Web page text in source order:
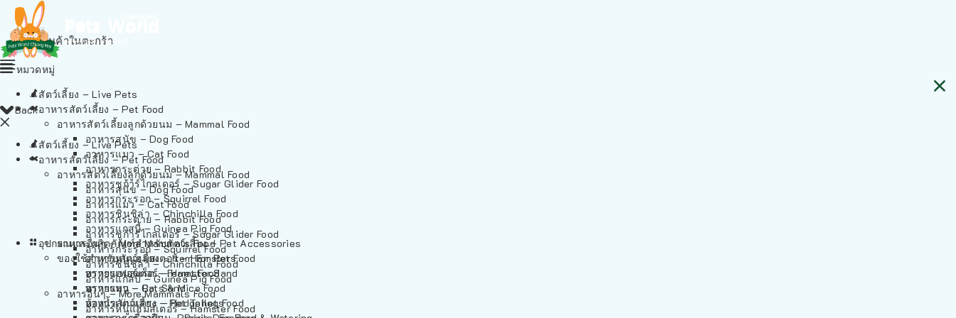
ไม่มีสินค้าในตะกร้า
Back
สัตว์เลี้ยง – Live Pets
อาหารสัตว์เลี้ยง – Pet Food
อาหารสัตว์เลี้ยงลูกด้วยนม – Mammal Food
อาหารสุนัข – Dog Food
อาหารแมว – Cat Food
อาหารกระต่าย – Rabbit Food
อาหารชูก้าร์ไกลเดอร์ – Sugar Glider Food
อาหารกระรอก – Squirrel Food
อาหารชินชิล่า – Chinchilla Food
อาหารแกสบี้ – Guinea Pig Food
อาหารอื่นๆ – More Mammals Food
อาหารหนูแฮมสเตอร์ – Hamster Food
หมวดหมู่
สัตว์เลี้ยง – Live Pets
อาหารสัตว์เลี้ยง – Pet Food
อาหารสัตว์เลี้ยงลูกด้วยนม – Mammal Food
อาหารสุนัข – Dog Food
อาหารแมว – Cat Food
อาหารกระต่าย – Rabbit Food
อาหารชูก้าร์ไกลเดอร์ – Sugar Glider Food
อาหารกระรอก – Squirrel Food
อาหารชินชิล่า – Chinchilla Food
อาหารแกสบี้ – Guinea Pig Food
อาหารอื่นๆ – More Mammals Food
อาหารหนูแฮมสเตอร์ – Hamster Food
อาหารเฟอร์เร็ต – Ferret Food
อาหารหนู – Rats & Mice Food
อาหารเม่นแคระ – Hedgehog Food
อุปกรณและผลิตภัณฑ์สำหรับสัตว์เลี้ยง – Pet Accessories
ของใช้สำหรับสัตว์เลี้ยง – Item For Pets
ทรายแฮมสเตอร์ – Hamster Sand
ทรายแมว – Cat Sand
ห้องน้ำสัตว์เลี้ยง – Pet Toilets